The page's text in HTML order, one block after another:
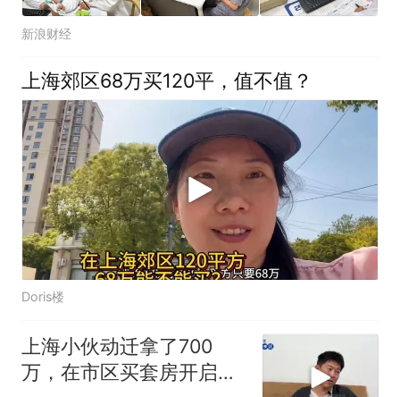
新浪财经
上海郊区68万买120平，值不值？
Doris楼
上海小伙动迁拿了700
万，在市区买套房开启新